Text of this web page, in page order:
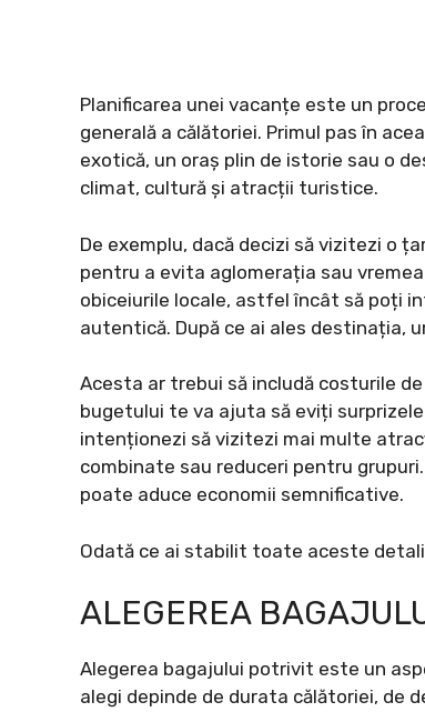
Planificarea unei vacanțe este un
generală a călătoriei. Primul pas în
exotică, un oraș plin de istorie sau o
climat, cultură și atracții turistice.
De exemplu, dacă decizi să vizitezi o
pentru a evita aglomerația sau
obiceiurile locale, astfel încât să poți
autentică. După ce ai ales destinația,
Acesta ar trebui să includă costurile
bugetului te va ajuta să eviți
intenționezi să vizitezi mai multe
combinate sau reduceri pentru
poate aduce economii semnificative.
Odată ce ai stabilit toate aceste
ALEGEREA
Alegerea bagajului potrivit este un
alegi depinde de durata călătoriei, de